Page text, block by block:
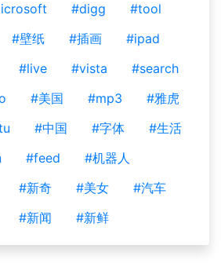
#digg
#tool
#壁纸 #插画
#ipad
#live #vista
#search
#美国 #mp3
#雅虎
#中国 #字体
#生活
#feed
#机器人
#新奇 #美女
#汽车
#新闻 #新鲜